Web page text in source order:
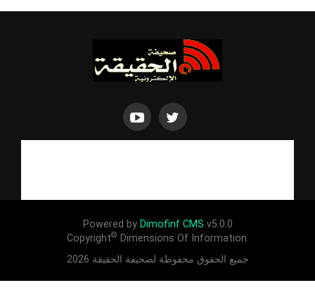
Powered by Dimofinf CMS v5.0.0
Copyright© Dimensions Of Information.
جميع الحقوق محفوظة لصحيفة الحقيقة 2026